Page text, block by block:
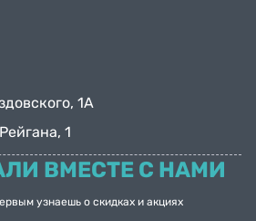
1А
1
ВМЕСТЕ С НАМИ
узнаешь о скидках и акциях